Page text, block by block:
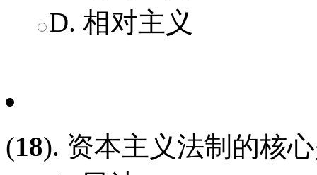
D. 相对主义
(18). 资本主义法制的核